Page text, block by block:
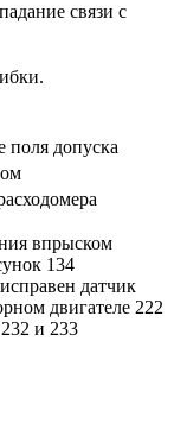
связи с
поля допуска
впрыском
134
датчик
двигателе 222
и 233